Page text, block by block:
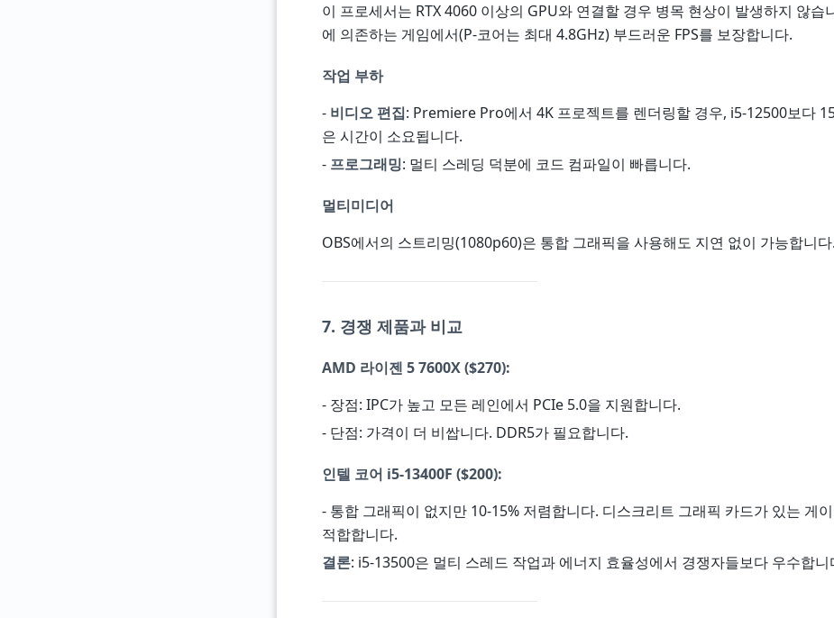
이 프로세서는 RTX 4060 이상의 GPU와 연결할 경우 병목 현상이 발생하지 않습
에 의존하는 게임에서(P-코어는 최대 4.8GHz) 부드러운 FPS를 보장합니다.
작업 부하
- 비디오 편집: Premiere Pro에서 4K 프로젝트를 렌더링할 경우, i5-12500보다
은 시간이 소요됩니다.
- 프로그래밍: 멀티 스레딩 덕분에 코드 컴파일이 빠릅니다.
멀티미디어
OBS에서의 스트리밍(1080p60)은 통합 그래픽을 사용해도 지연 없이 가능합니다.
7. 경쟁 제품과 비교
AMD 라이젠 5 7600X($270):
- 장점: IPC가 높고 모든 레인에서 PCIe 5.0을 지원합니다.
- 단점: 가격이 더 비쌉니다. DDR5가 필요합니다.
인텔 코어 i5-13400F ($200):
- 통합 그래픽이 없지만 10-15% 저렴합니다. 디스크리트 그래픽 카드가 있는 게
적합합니다.
결론: i5-13500은 멀티 스레드 작업과 에너지 효율성에서 경쟁자들보다 우수합니